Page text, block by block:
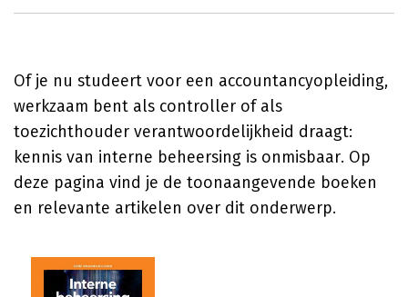
Of je nu studeert voor een accountancyopleiding,
werkzaam bent als controller of als
toezichthouder verantwoordelijkheid draagt:
kennis van interne beheersing is onmisbaar. Op
deze pagina vind je de toonaangevende boeken
en relevante artikelen over dit onderwerp.